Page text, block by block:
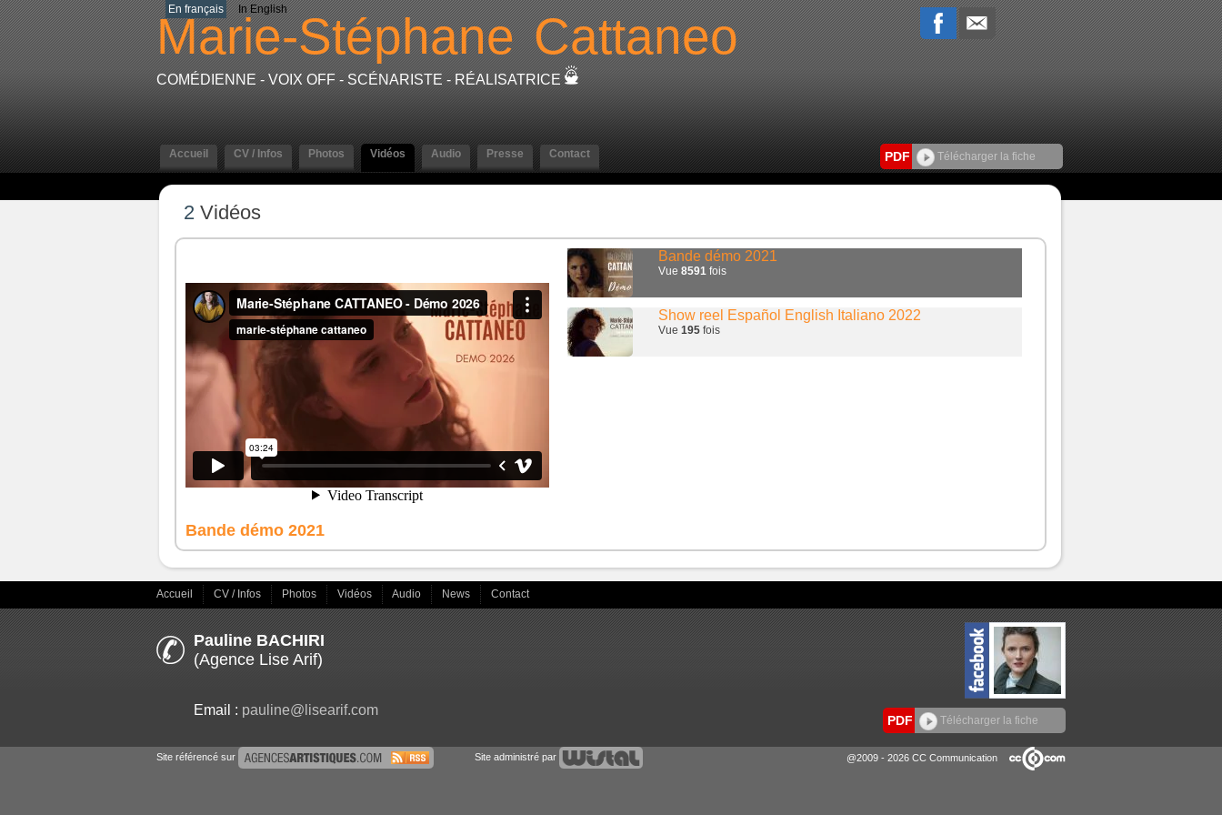
En français In English
Marie-Stéphane Cattaneo
COMÉDIENNE - VOIX OFF - SCÉNARISTE - RÉALISATRICE
Accueil CV / Infos Photos Vidéos Audio Presse Contact PDF Télécharger la fiche
2 Vidéos
Bande démo 2021
Bande démo 2021
Vue 8591 fois
Show reel Español English Italiano 2022
Vue 195 fois
Accueil CV / Infos Photos Vidéos Audio News Contact
Pauline BACHIRI
(Agence Lise Arif)
Email : pauline@lisearif.com
PDF Télécharger la fiche
Site référencé sur Site administré par @2009 - 2026 CC Communication